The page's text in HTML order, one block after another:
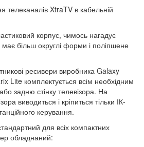
телеканалів XtraTV в кабельній
корпус, чимось нагадує
більш округлі форми і поліпшене
ресивери виробника Galaxy
Lite комплектується всім необхідним
задню стінку телевізора. На
виводиться і кріпиться тільки ІК-
керування.
для всіх компактних
обладнаний: